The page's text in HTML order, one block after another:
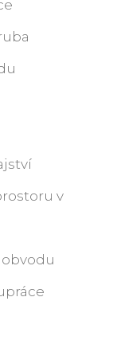
v